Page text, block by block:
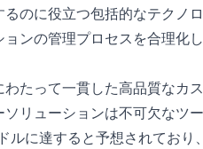
のに役立つ包括的なテクノ
ンの管理プロセスを合理化
たって一貫した高品質なカ
ソリューションは不可欠なツ
に達すると予想されており